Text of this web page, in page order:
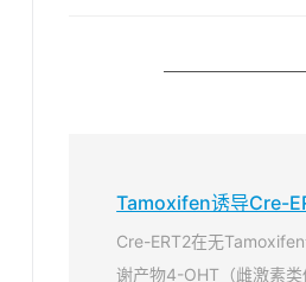
Tamoxifen诱导Cre-
Cre-ERT2在无
谢产物4-OHT（雌激素类